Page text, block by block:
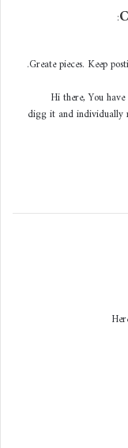
:
Greate pieces. Keep
Hi there, You
digg it and individually